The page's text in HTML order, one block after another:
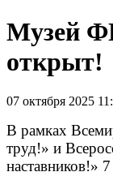
Музей
открыт!
07 октября 2025
В рамках
труд!» и
наставников!»